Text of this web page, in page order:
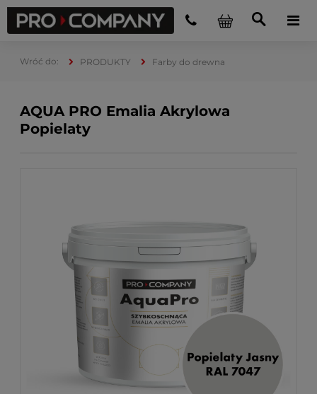
PRODUKTY Farby do drewna
AQUA PRO Emalia Akrylowa
Popielaty